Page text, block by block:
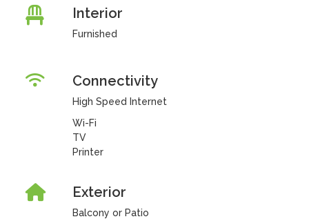
Interior
Furnished
Connectivity
High Speed Internet
Wi-Fi
TV
Printer
Exterior
Balcony or Patio